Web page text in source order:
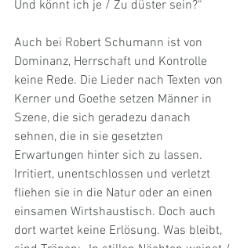
Und könnt ich je / Zu düster sein?“
Auch bei Robert Schumann ist von
Dominanz, Herrschaft und Kontrolle
keine Rede. Die Lieder nach Texten von
Kerner und Goethe setzen Männer in
Szene, die sich geradezu danach
sehnen, die in sie gesetzten
Erwartungen hinter sich zu lassen.
Irritiert, unentschlossen und verletzt
fliehen sie in die Natur oder an einen
einsamen Wirtshaustisch. Doch auch
dort wartet keine Erlösung. Was bleibt,